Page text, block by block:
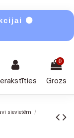
⚫
0
Grozs
sievietēm